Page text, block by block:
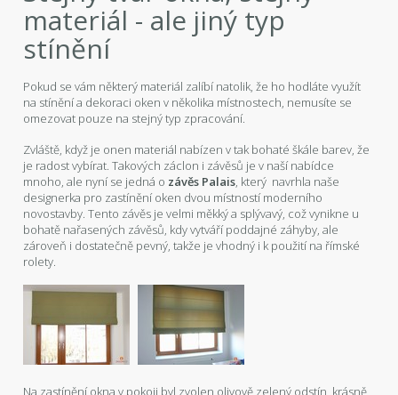
materiál - ale jiný typ
stínění
Pokud se vám některý materiál zalíbí natolik, že ho hodláte využít
na stínění a dekoraci oken v několika místnostech, nemusíte se
omezovat pouze na stejný typ zpracování.
Zvláště, když je onen materiál nabízen v tak bohaté škále barev, že
je radost vybírat. Takových záclon i závěsů je v naší nabídce
mnoho, ale nyní se jedná o závěs Palais, který navrhla naše
designerka pro zastínění oken dvou místností moderního
novostavby. Tento závěs je velmi měkký a splývavý, což vynikne u
bohatě nařasených závěsů, kdy vytváří poddajné záhyby, ale
zároveň i dostatečně pevný, takže je vhodný i k použití na římské
rolety.
Na zastínění okna v pokoji byl zvolen olivově zelený odstín, krásně